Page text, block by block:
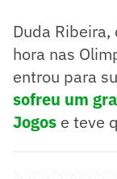
Duda
hora nas
entrou para
sofreu um
Jogos e teve